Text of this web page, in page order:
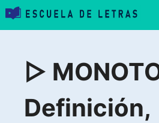
Saltar
contenido
▷
Definición,